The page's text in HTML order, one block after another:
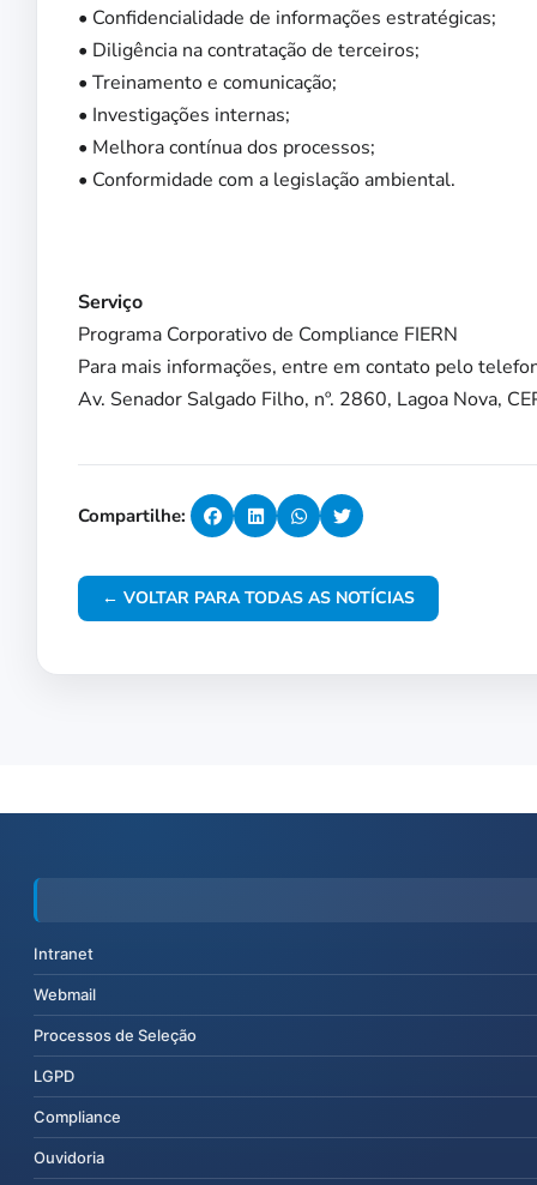
• Confidencialidade de informações estratégicas;
• Diligência na contratação de terceiros;
• Treinamento e comunicação;
• Investigações internas;
• Melhora contínua dos processos;
• Conformidade com a legislação ambiental.
Serviço
Programa Corporativo de Compliance FIERN
Para mais informações, entre em contato pelo
Av. Senador Salgado Filho, nº. 2860, Lagoa Nova,
Compartilhe:
← VOLTAR PARA TODAS AS NOTÍCIAS
Intranet
Webmail
Processos de Seleção
LGPD
Compliance
Ouvidoria